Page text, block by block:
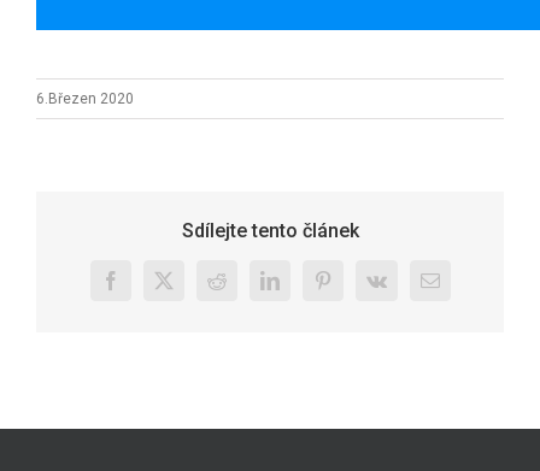
6.Březen 2020
Sdílejte tento článek
Facebook
X RedditLinkedInPinterest
Vk
E-